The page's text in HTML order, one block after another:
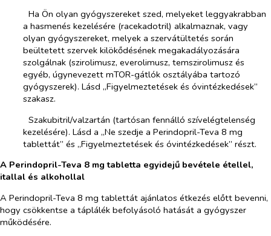
Ha Ön olyan gyógyszereket szed, melyeket leggyakrabban
a hasmenés kezelésére (racekadotril) alkalmaznak, vagy
olyan gyógyszereket, melyek a szervátültetés során
beültetett szervek kilökődésének megakadályozására
szolgálnak (szirolimusz, everolimusz, temszirolimusz és
egyéb, úgynevezett mTOR-gátlók osztályába tartozó
gyógyszerek). Lásd „Figyelmeztetések és óvintézkedések”
szakasz.
Szakubitril/valzartán (tartósan fennálló szívelégtelenség
kezelésére). Lásd a „Ne szedje a Perindopril-Teva 8 mg
tablettát” és „Figyelmeztetések és óvintézkedések” részt.
A Perindopril-Teva 8 mg tabletta egyidejű bevétele étellel,
itallal és alkohollal
A Perindopril-Teva 8 mg tablettát ajánlatos étkezés előtt bevenni,
hogy csökkentse a táplálék befolyásoló hatását a gyógyszer
működésére.